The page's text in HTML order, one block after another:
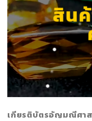
สิน
เกียรติบัตรอัญมณีศาส